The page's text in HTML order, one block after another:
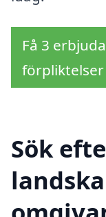
Få 3
förpliktelser
Sök